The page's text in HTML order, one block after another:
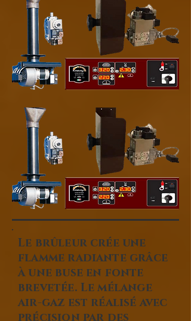
Le brûleur crée une
flamme radiante grâce
à une buse en fonte
brevetée. Le mélange
air-gaz est réalisé avec
précision par des